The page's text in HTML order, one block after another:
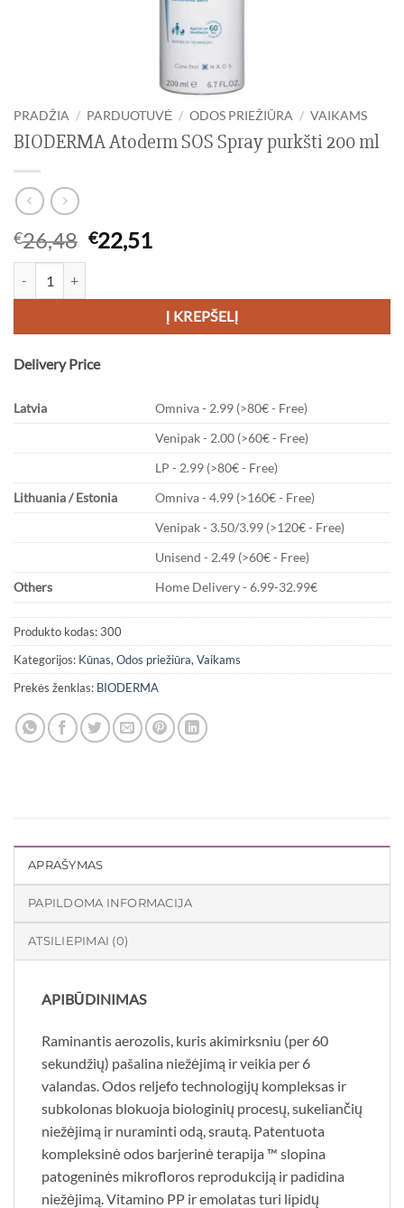
PRADŽIA / PARDUOTUVĖ / ODOS PRIEŽIŪRA / VAIKAMS
BIODERMA Atoderm SOS Spray purkšti 200 ml
€26,48 Original
price
€26,48.
€22,51Current
€22,51.
Į KREPŠELĮ
Delivery Price
Latvia
Omniva - 2.99 (>80€ - Free)
Venipak - 2.00 (>60€ - Free)
LP - 2.99 (>80€ - Free)
Lithuania / Estonia
Omniva - 4.99 (>160€ - Free)
Venipak - 3.50/3.99 (>120€ - Free)
Unisend - 2.49 (>60€ - Free)
Others
Home Delivery - 6.99-32.99€
Produkto kodas:300
Kategorijos: Kūnas, Odos priežiūra, Vaikams
Prekės ženklas: BIODERMA
APRAŠYMAS
PAPILDOMA INFORMACIJA
ATSILIEPIMAI (0)
APIBŪDINIMAS
Raminantis aerozolis, kuris akimirksniu (per 60
sekundžių) pašalina niežėjimą ir veikia per 6
valandas. Odos reljefo technologijų kompleksas ir
subkolonas blokuoja biologinių procesų, sukeliančių
niežėjimą ir nuraminti odą, srautą. Patentuota
kompleksinė odos barjerinė terapija ™ slopina
patogeninės mikrofloros reprodukciją ir padidina
niežėjimą. Vitamino PP ir emolatas turi lipidų